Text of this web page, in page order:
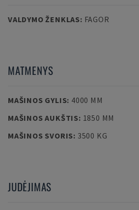
VALDYMO ŽENKLAS: FAGOR
MATMENYS
MAŠINOS GYLIS: 4000 MM
MAŠINOS AUKŠTIS: 1850 MM
MAŠINOS SVORIS: 3500 KG
JUDĖJIMAS